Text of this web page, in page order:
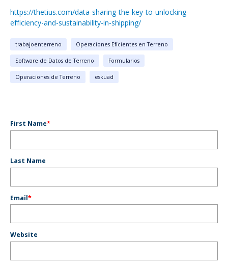
https://thetius.com/data-sharing-the-key-to-unlocking-
efficiency-and-sustainability-in-shipping/
trabajoenterreno Operaciones Eficientes en Terreno
Software de Datos de Terreno Formularios
Operaciones de Terreno eskuad
First Name*
Last Name
Email*
Website